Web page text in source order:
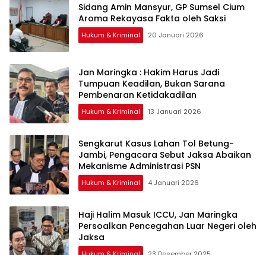
Sidang Amin Mansyur, GP Sumsel Cium
Aroma Rekayasa Fakta oleh Saksi
Hukum & Kriminal 20 Januari 2026
Jan Maringka : Hakim Harus Jadi
Tumpuan Keadilan, Bukan Sarana
Pembenaran Ketidakadilan
Hukum & Kriminal 13 Januari 2026
Sengkarut Kasus Lahan Tol Betung-
Jambi, Pengacara Sebut Jaksa Abaikan
Mekanisme Administrasi PSN
Hukum & Kriminal 4 Januari 2026
Haji Halim Masuk ICCU, Jan Maringka
Persoalkan Pencegahan Luar Negeri oleh
Jaksa